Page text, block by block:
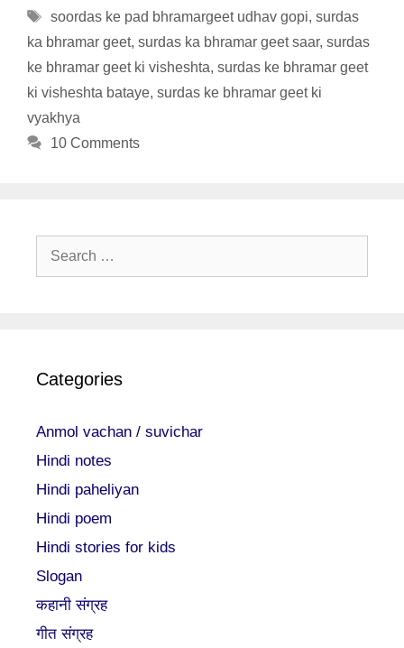
Tags
soordas ke pad bhramargeet udhav gopi, surdas
ka bhramar geet, surdas ka bhramar geet saar, surdas
ke bhramar geet ki visheshta, surdas ke bhramar geet
ki visheshta bataye, surdas ke bhramar geet ki
vyakhya
10 Comments
Search
Categories
Anmol vachan / suvichar
Hindi notes
Hindi paheliyan
Hindi poem
Hindi stories for kids
Slogan
कहानी संग्रह
गीत संग्रह